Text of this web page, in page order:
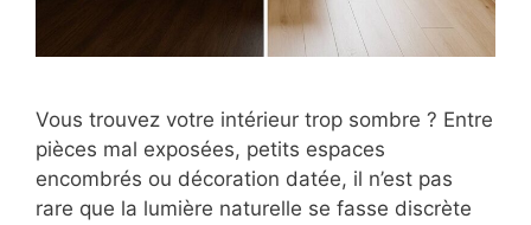
Vous trouvez votre intérieur trop sombre ? Entre
pièces mal exposées, petits espaces
encombrés ou décoration datée, il n’est pas
rare que la lumière naturelle se fasse discrète